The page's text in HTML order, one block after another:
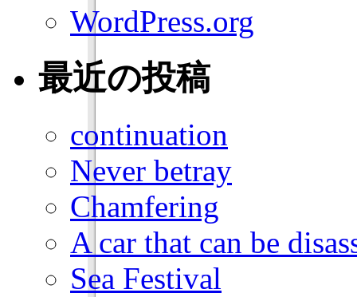
WordPress.org
最近の投稿
continuation
Never betray
Chamfering
A car that can be
Sea Festival